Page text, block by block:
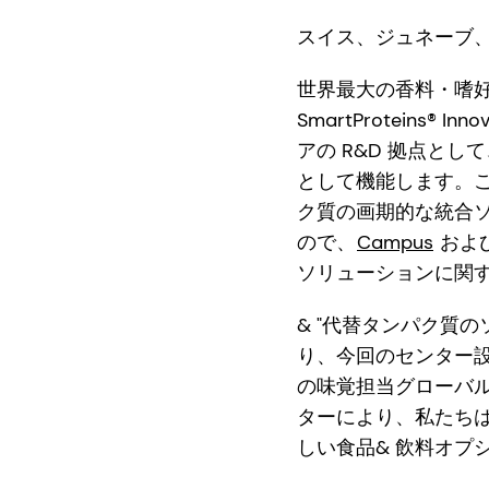
スイス、ジュネーブ
世界最大の香料・嗜
SmartProteins®
アの R&D 拠点とし
として機能します。
ク質の画期的な統合
ので、 Campus およ
ソリューションに関
& "代替タンパク質の
り、今回のセンター
の味覚担当グローバ
ターにより、私たち
しい食品& 飲料オプ